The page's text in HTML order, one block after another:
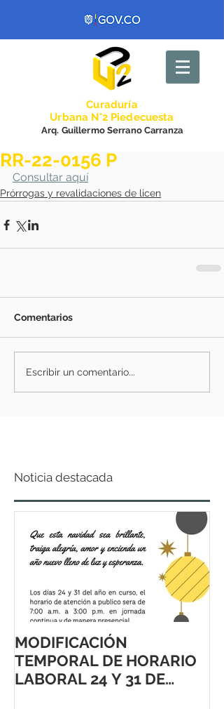
Curaduría
Urbana N°2 Piedecuesta
Arq. Guillermo Serrano Carranza
RR-22-0156 P
Consultar aquí
Prórrogas y revalidaciones de licen
Comentarios
Escribir un comentario...
Noticia destacada
MODIFICACIÓN
TEMPORAL DE HORARIO
LABORAL 24 Y 31 DE